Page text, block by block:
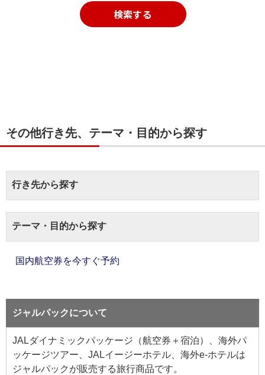
検索する
その他行き先、テーマ・目的から探す
行き先から探す
テーマ・目的から探す
国内航空券を今すぐ予約
ジャルパックについて
JALダイナミックパッケージ（航空券＋宿泊）、海外パ
ッケージツアー、JALイージーホテル、海外e-ホテルは
ジャルパックが販売する旅行商品です。